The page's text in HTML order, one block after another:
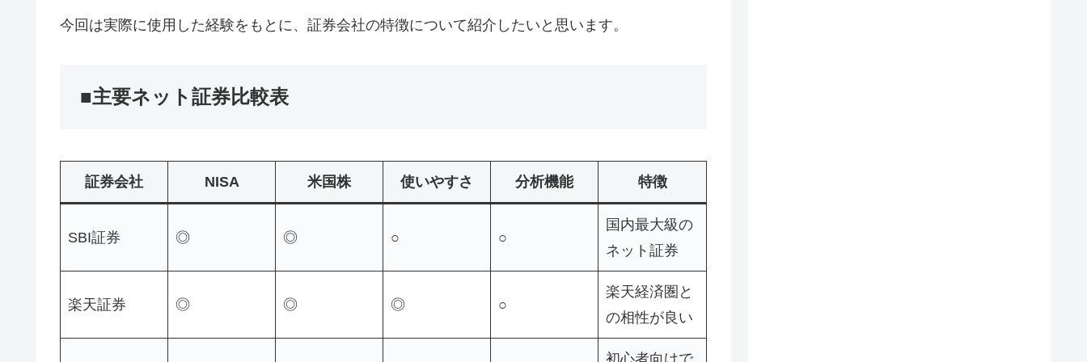
今回は実際に使用した経験をもとに、証券会社の特徴について紹介したいと思います。
■主要ネット証券比較表
証券会社 NISA 米国株 使いやすさ 分析機能 特徴
SBI証券 ◎ ◎ ○ ○
国内最大級の
ネット証券
楽天証券 ◎ ◎ ◎ ○
楽天経済圏と
の相性が良い
初心者向けで